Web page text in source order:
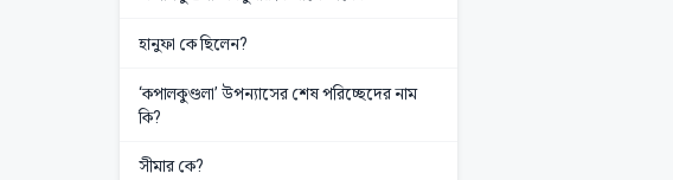
হানুফা কে ছিলেন?
‘কপালকুণ্ডলা’ উপন্যাসের শেষ পরিচ্ছেদের নাম
কি?
সীমার কে?